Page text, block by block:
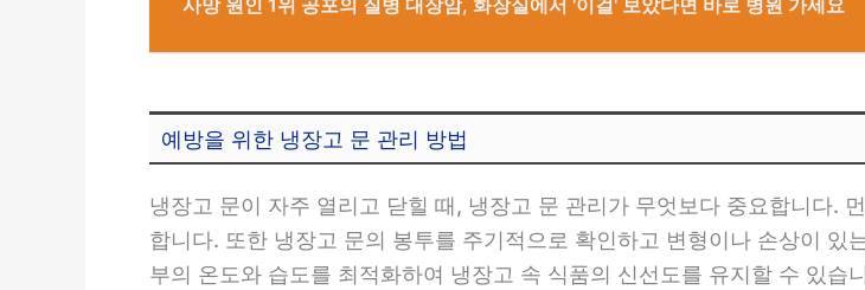
예방을 위한 냉장고 문 관리 방법
냉장고 문이 자주 열리고 닫힐 때, 냉장고 문 관리가 무엇보다 중요합니다.
합니다. 또한 냉장고 문의 봉투를 주기적으로 확인하고 변형이나 손상이
부의 온도와 습도를 최적화하여 냉장고 속 식품의 신선도를 유지할 수 있